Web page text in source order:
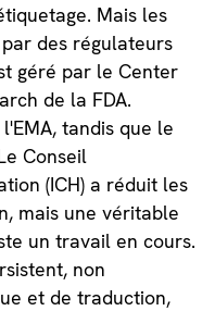
Mais les
des régulateurs
géré par le Center
de la FDA.
tandis que le
Conseil
(ICH) a réduit les
mais une véritable
un travail en cours.
non
et de traduction,